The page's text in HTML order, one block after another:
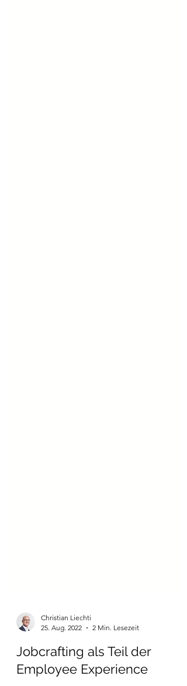
Christian Liechti
25. Aug. 2022
2 Min. Lesezeit
Jobcrafting als Teil der